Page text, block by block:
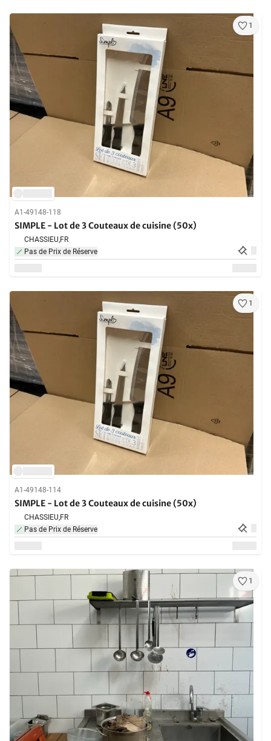
1
A1-49148-118
SIMPLE - Lot de 3 Couteaux de cuisine (50x)
CHASSIEU,FR
Pas de Prix de Réserve
1
A1-49148-114
SIMPLE - Lot de 3 Couteaux de cuisine (50x)
CHASSIEU,FR
Pas de Prix de Réserve
1